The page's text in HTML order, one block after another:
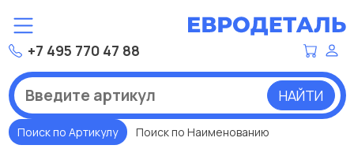
+7 495 770 47 88
НАЙТИ
Поиск по Артикулу Поиск по Наименованию